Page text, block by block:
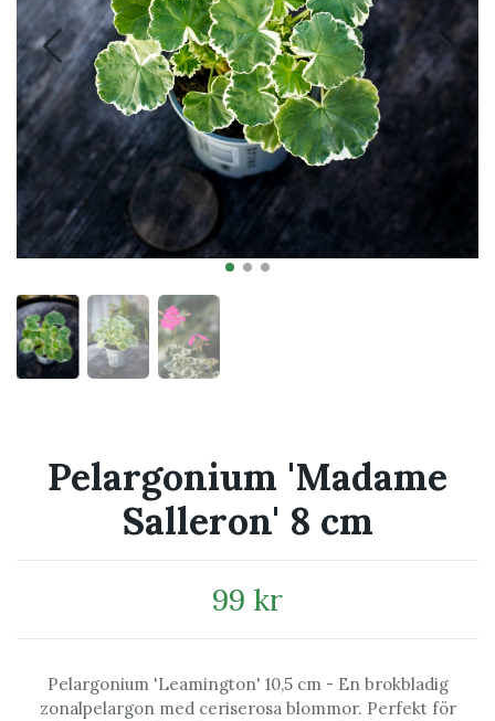
Pelargonium 'Madame
Salleron' 8 cm
99 kr
Pelargonium 'Leamington' 10,5 cm - En brokbladig
zonalpelargon med ceriserosa blommor. Perfekt för